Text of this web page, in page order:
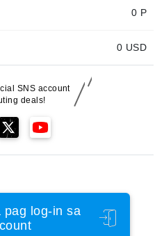
0 P
0 USD
SNS account
deals!
pag log-in sa